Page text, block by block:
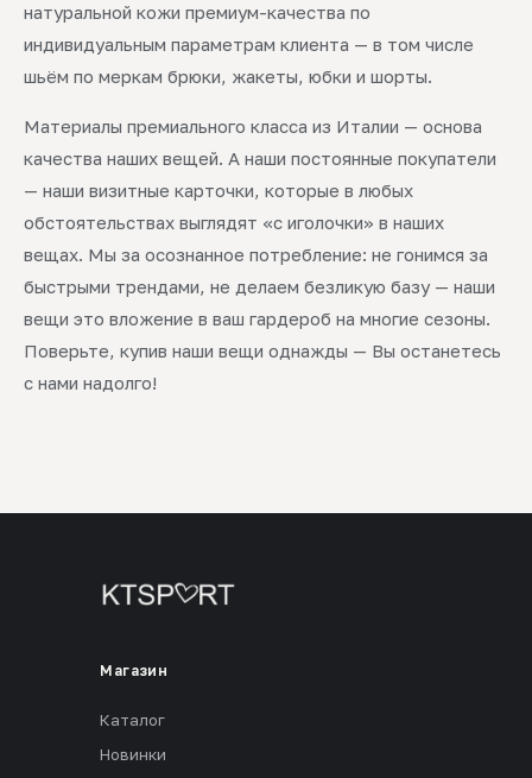
натуральной кожи премиум-качества по
индивидуальным параметрам клиента — в том числе
шьём по меркам брюки, жакеты, юбки и шорты.
Материалы премиального класса из Италии — основа
качества наших вещей. А наши постоянные покупатели
— наши визитные карточки, которые в любых
обстоятельствах выглядят «с иголочки» в наших
вещах. Мы за осознанное потребление: не гонимся за
быстрыми трендами, не делаем безликую базу — наши
вещи это вложение в ваш гардероб на многие сезоны.
Поверьте, купив наши вещи однажды — Вы останетесь
с нами надолго!
Магазин
Каталог
Новинки